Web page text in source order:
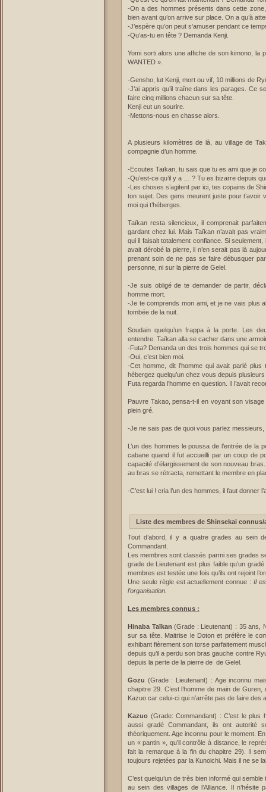
-On a des hommes présents dans cette
bien avant qu’on arrive sur place. On a qu’à
-J’espère qu’on peut s’amuser pendant ce
-Qu’as-tu en tête ? Demanda Kenji.
Yomi sorti alors une affiche de son kimono, la
WANTED ».
-Gensho, lut Kenji, mort ou vif, 10 millions de
-J’ai appris qu’il traîne dans les parages. Ce
faire cinq millions chacun sur sa tête.
Kenji eut un sourire.
-Mettons-nous en chasse alors.
A plusieurs kilomètres de là, au village de
compagnie d’un homme.
-Ecoutes Taïkan, tu sais que tu es ami que je
-Qu’est-ce qu’il y a … ? Tu es bizarre depuis
-Les choses s’agitent par ici, tes copains de
ton sujet. Des gens meurent juste pour t’avoir
moi qui t’héberges.
Taïkan resta silencieux, il comprenait
gardant chez lui. Mais Taïkan n’avait pas
qui il faisait totalement confiance. Si
avait dérobé la pierre, il n’en serait pas là
prenant soin de ne pas se faire débusquer
personne, ni sur la pierre de Gelel.
-Je suis obligé de te demander de partir,
homme mort.
-Je te comprends mon ami, et je ne vais plus
tombée de la nuit.
Soudain quelqu’un frappa à la porte. Les
entendre. Taïkan alla se cacher dans une
-Futa? Demanda un des trois hommes qui se
-Oui, c’est bien moi.
-Cet homme, dit l’homme qui avait parlé
hébergez quelqu’un chez vous depuis
Futa regarda l’homme en question. Il l’avait
Pauvre Takao, pensa-t-il en voyant son
plein gré.
-Je ne sais pas de quoi vous parlez
L’un des hommes le poussa de l’entrée de la
cabane quand il fut accueilli par un coup de
capacité d’élargissement de son nouveau
au bras se rétracta, remettant le membre en
-C’est lui ! cria l’un des hommes, il faut donner
Liste des membres de Shinsekai
Tout d’abord, il y a quatre grades au sein
Commandant.
Les membres sont classés parmi ses grades
grade de Lieutenant est plus faible qu’un
membres est testée une fois qu’ils ont rejoint
Une seule règle est actuellement connue : Il
l’organisation.
Les membres connus :
Hinaba Taïkan(Grade : Lieutenant) : 35 ans,
sur sa tête. Maitrise le Doton et préfère le
exhibant fièrement son torse parfaitement
depuis qu’il a perdu son bras gauche contre
depuis la perte de la pierre de de Gelel.
Gozu (Grade : Lieutenant) : Age inconnu
chapitre 29. C’est l’homme de main de
Kazuo car celui-ci qui n’arrête pas de faire
Kazuo (Grade: Commandant) : C’est le plus
aussi gradé Commandant, ils ont autorité
théoriquement. Age inconnu pour le moment.
un « pantin », qu’il contrôle à distance, le
fait la remarque à la fin du chapitre 29). Il
toujours rejetées par la Kunoichi. Mais il ne se
C’est quelqu’un de très bien informé qui
au sein des villages de l’Alliance. Il